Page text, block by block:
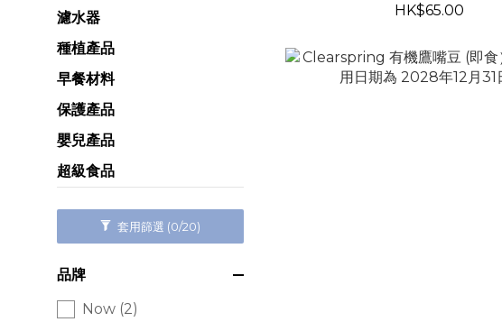
濾水器
種植產品
早餐材料
保護產品
嬰兒產品
超級食品
套用篩選 (0/20)
品牌
Now (2)
HK$65.00